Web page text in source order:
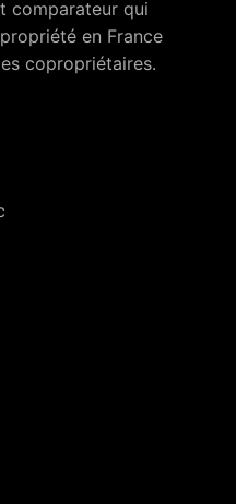
comparateur qui
en France
copropriétaires.